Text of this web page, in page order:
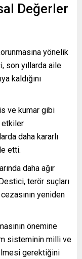
Değerler
yönelik
son yıllarda aile
kaldığını
ve kumar gibi
etkiler
daha kararlı
etti.
daha ağır
terör suçları
yeniden
önemine
sisteminin milli ve
gerektiğini